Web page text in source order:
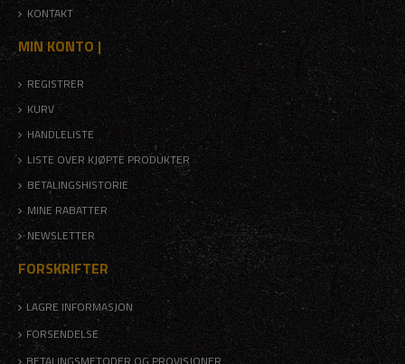
KONTAKT
MIN KONTO |
REGISTRER
KURV
HANDLELISTE
LISTE OVER KJØPTE PRODUKTER
BETALINGSHISTORIE
MINE RABATTER
NEWSLETTER
FORSKRIFTER
LAGRE INFORMASJON
FORSENDELSE